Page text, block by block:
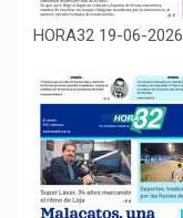
HORA32 19-06-2026